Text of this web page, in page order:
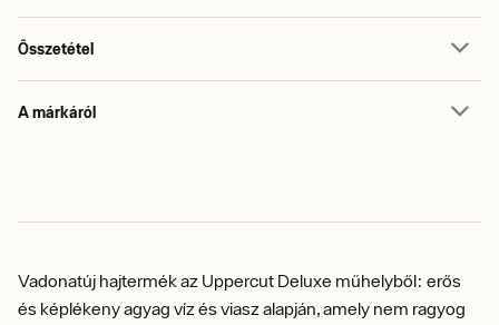
Összetétel
A márkáról
Vadonatúj hajtermék az Uppercut Deluxe műhelyből: erős
és képlékeny agyag víz és viasz alapján, amely nem ragyog